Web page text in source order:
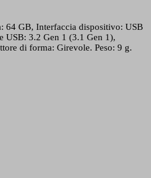
64 GB, Interfaccia dispositivo: USB
USB: 3.2 Gen 1 (3.1 Gen 1),
di forma: Girevole. Peso: 9 g.